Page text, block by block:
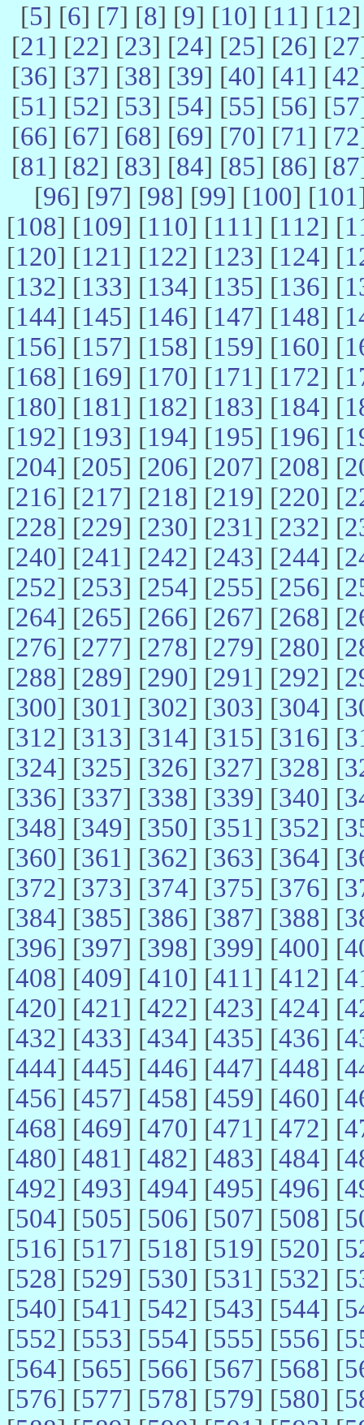
[5] [6] [7] [8] [9] [10] [11] [12
[21] [22] [23] [24] [25] [26] [27
[36] [37] [38] [39] [40] [41] [42
[51] [52] [53] [54] [55] [56] [57
[66] [67] [68] [69] [70] [71] [72
[81] [82] [83] [84] [85] [86] [87
[96] [97] [98] [99] [100] [101
[108] [109] [110] [111] [112] [
[120] [121] [122] [123] [124] [
[132] [133] [134] [135] [136] [
[144] [145] [146] [147] [148] [
[156] [157] [158] [159] [160] [
[168] [169] [170] [171] [172] [
[180] [181] [182] [183] [184] [
[192] [193] [194] [195] [196] [
[204] [205] [206] [207] [208] [
[216] [217] [218] [219] [220] [
[228] [229] [230] [231] [232] [
[240] [241] [242] [243] [244] [
[252] [253] [254] [255] [256] [
[264] [265] [266] [267] [268] [
[276] [277] [278] [279] [280] [
[288] [289] [290] [291] [292] [
[300] [301] [302] [303] [304] [
[312] [313] [314] [315] [316] [
[324] [325] [326] [327] [328] [
[336] [337] [338] [339] [340] [
[348] [349] [350] [351] [352] [
[360] [361] [362] [363] [364] [
[372] [373] [374] [375] [376] [
[384] [385] [386] [387] [388] [
[396] [397] [398] [399] [400] [
[408] [409] [410] [411] [412] [
[420] [421] [422] [423] [424] [
[432] [433] [434] [435] [436] [
[444] [445] [446] [447] [448] [
[456] [457] [458] [459] [460] [
[468] [469] [470] [471] [472] [
[480] [481] [482] [483] [484] [
[492] [493] [494] [495] [496] [
[504] [505] [506] [507] [508] [
[516] [517] [518] [519] [520] [
[528] [529] [530] [531] [532] [
[540] [541] [542] [543] [544] [
[552] [553] [554] [555] [556] [
[564] [565] [566] [567] [568] [
[576] [577] [578] [579] [580] [